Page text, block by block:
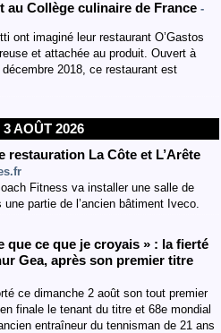
Collège culinaire de France -
ont imaginé leur restaurant O’Gastos
et attachée au produit. Ouvert à
2018, ce restaurant est
AOÛT 2026
restauration La Côte et L’Arête
Fitness va installer une salle de
partie de l’ancien bâtiment Iveco.
que ce que je croyais » : la fierté
Gea, après son premier titre
ce dimanche 2 août son tout premier
finale le tenant du titre et 68e mondial
entraîneur du tennisman de 21 ans